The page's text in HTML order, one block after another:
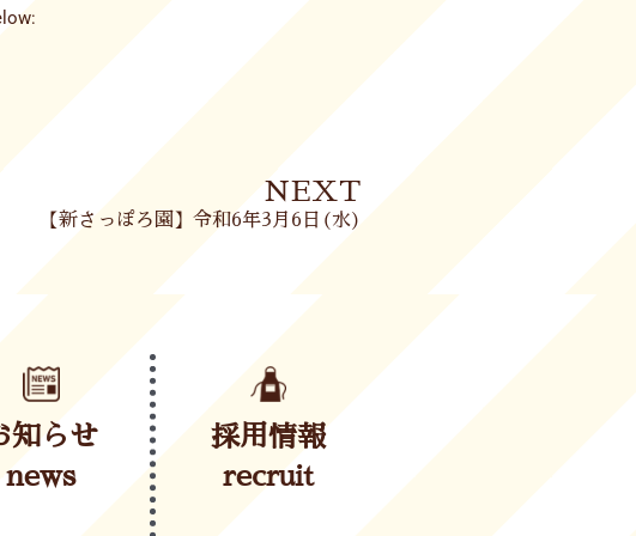
NEXT
【新さっぽろ園】令和6年3月6日(水)
知らせ
news
採用情報
recruit